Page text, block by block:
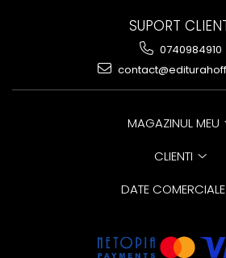
SUPORT
0740984910
MAGAZINUL MEU
CLIENTI
DATE COMERCIALE